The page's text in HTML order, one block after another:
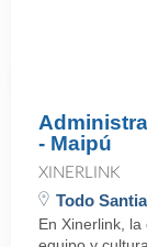
- Maipú
XINERLINK
Todo
En Xinerlink,